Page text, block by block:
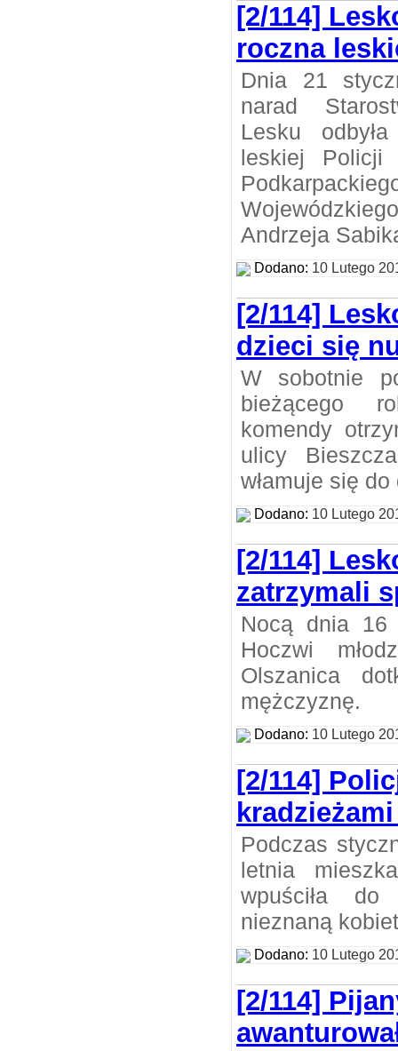
[2/114]
roczna
Dnia 21
narad
Lesku
leskiej Policji
Andrzeja
Dodano: 10 Lutego
[2/114]
dzieci się
W sobotnie
bieżącego
komendy
ulicy
włamuje się
Dodano: 10 Lutego
[2/114]
zatrzymali
Nocą dnia 16
Hoczwi
Olszanica
mężczyznę.
Dodano: 10 Lutego
[2/114]
Podczas
letnia
wpuściła do
nieznaną
Dodano: 10 Lutego
[2/114]